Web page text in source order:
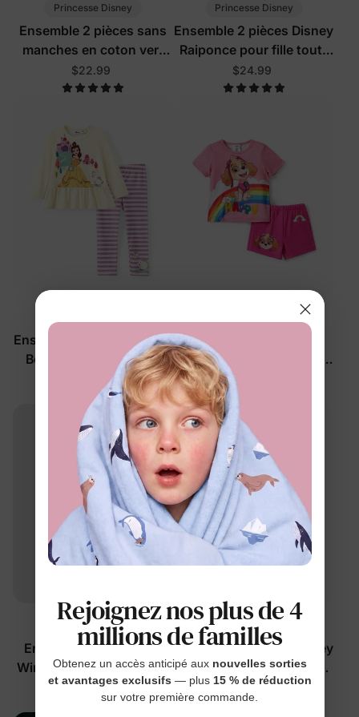
Princesse Disney
Ensemble 2 pièces sans
manches en coton vert
Disney Ariel pour fillettes
en bas âge
$22.99
Princesse Disney
Ensemble 2 pièces Disney
Raiponce pour fille tout-
petit, violet clair
$24.99
Ensemble 2 pièces Disney
Belle pour petite fille à
rayures
$24.99
Patrouille des Pattes
Ensemble arc-en-ciel 2
pièces pour petite fille
$20.99
BambooCloud™
Ensemble bébé Disney
Winnie l'Ourson 2 pièces
blanc
$26.99
Naia
Ensemble 2 pièces Disney
Vaiana pour fillettes,
jaune
$22.99
Rejoignez nos plus de 4
millions de familles
Obtenez un accès anticipé aux nouvelles sorties
et avantages exclusifs — plus 15 % de réduction
sur votre première commande.